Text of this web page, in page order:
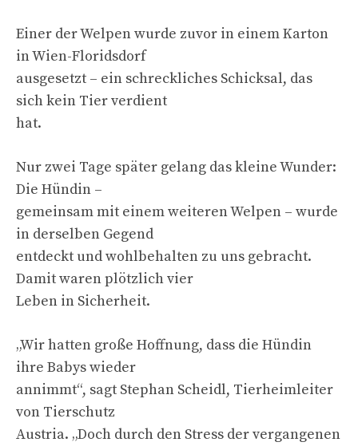
Einer der Welpen wurde zuvor in einem Karton
in Wien-Floridsdorf
ausgesetzt – ein schreckliches Schicksal, das
sich kein Tier verdient
hat.
Nur zwei Tage später gelang das kleine Wunder:
Die Hündin –
gemeinsam mit einem weiteren Welpen – wurde
in derselben Gegend
entdeckt und wohlbehalten zu uns gebracht.
Damit waren plötzlich vier
Leben in Sicherheit.
„Wir hatten große Hoffnung, dass die Hündin
ihre Babys wieder
annimmt“, sagt Stephan Scheidl, Tierheimleiter
von Tierschutz
Austria. „Doch durch den Stress der vergangenen